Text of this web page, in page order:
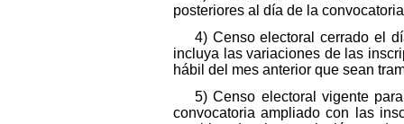
posteriores al día de la
4) Censo electoral cerrado el
incluya las variaciones de las
hábil del mes anterior que sean
5) Censo electoral vigente
convocatoria ampliado con las